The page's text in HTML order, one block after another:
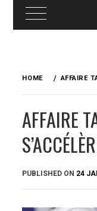
HOME AFFAIRE
AFFAIRE
PUBLISHED ON 24